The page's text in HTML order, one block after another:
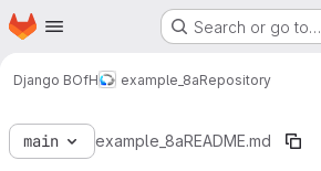
Skip to main content
Homepage Search or go to…
Django BOfH example_8aRepository
main example_8aREADME.md